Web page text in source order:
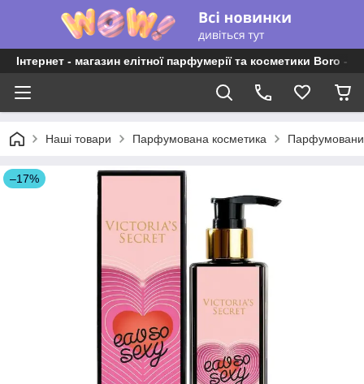
Інтернет - магазин елітної парфумерії та косметики Boro -
Наші товари Парфумована косметика
–17%